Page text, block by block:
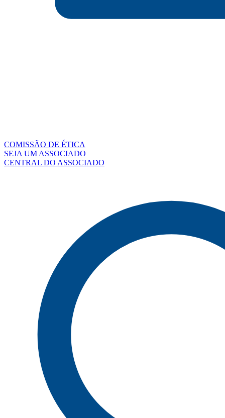
COMISSÃO DE ÉTICA
SEJA UM ASSOCIADO
CENTRAL DO ASSOCIADO